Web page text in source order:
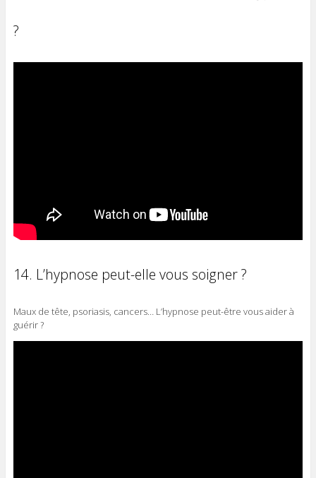
?
14. L’hypnose peut-elle vous soigner ?
Maux de tête, psoriasis, cancers… L’hypnose peut-être vous aider à
guérir ?